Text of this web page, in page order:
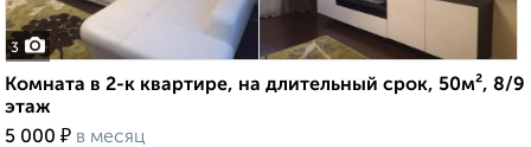
3
Комната в 2-к квартире, на длительный срок, 50м², 8/9
этаж
5 000 ₽ в месяц